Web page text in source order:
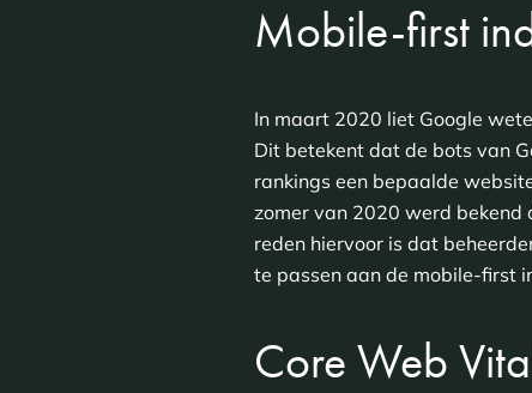
Mobile-first
In maart 2020 liet Google
Dit betekent dat de bots van
rankings een bepaalde
zomer van 2020 werd
reden hiervoor is dat
te passen aan de mobile-first
Core Web